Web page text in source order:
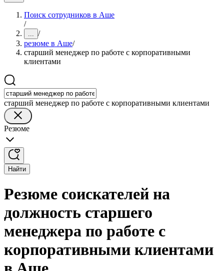
Поиск сотрудников в Аше
/
... /
резюме в Аше/
старший менеджер по работе с корпоративными
клиентами
старший менеджер по работе с корпоративными клиентами
Резюме
Найти
Резюме соискателей на
должность старшего
менеджера по работе с
корпоративными клиентами